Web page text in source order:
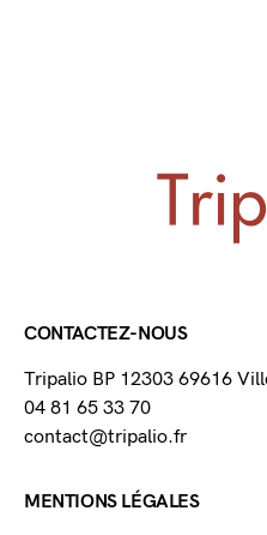
CONTACTEZ-NOUS
Tripalio BP 12303 69616
04 81 65 33 70
contact@tripalio.fr
MENTIONS LÉGALES